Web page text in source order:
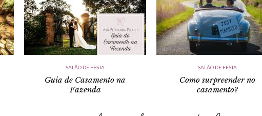
SALÃO DE FESTA
Guia de Casamento na
Fazenda
SALÃO DE FESTA
Como surpreender no
casamento?